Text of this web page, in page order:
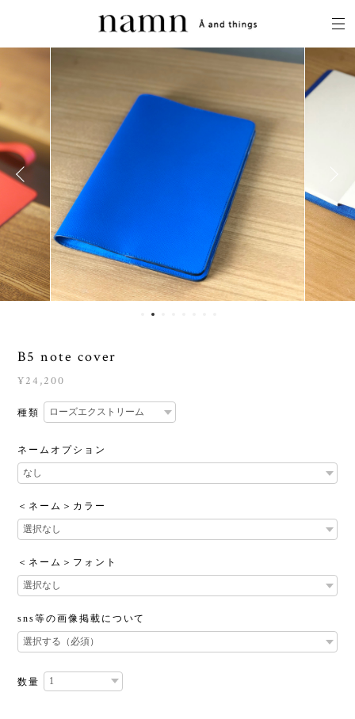
B5 note cover
¥24,200
種類
ネームオプション
＜ネーム＞カラー
＜ネーム＞フォント
sns等の画像掲載について
数量